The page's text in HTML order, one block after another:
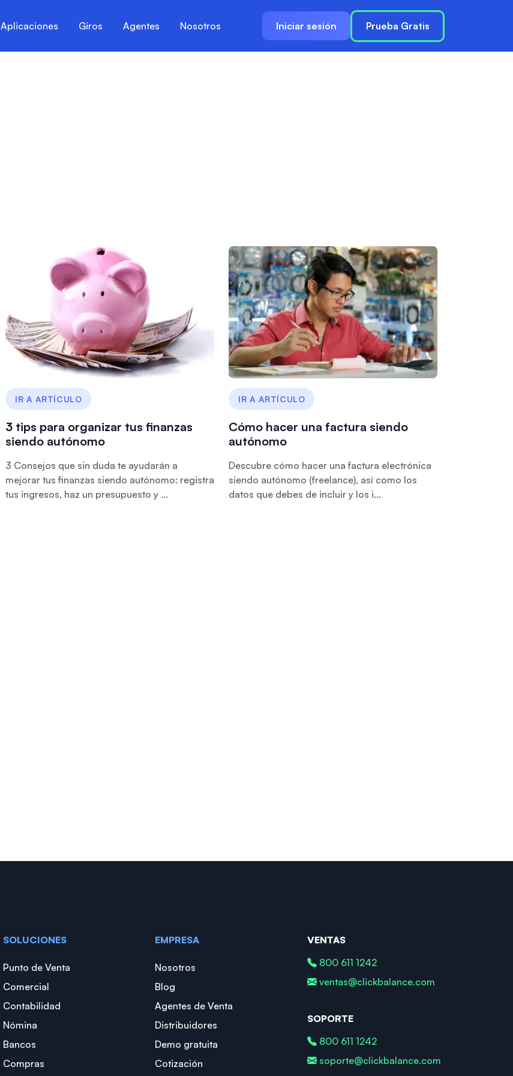
Aplicaciones Giros Agentes Nosotros Iniciar sesión Prueba Gratis
IR A ARTÍCULO
3 tips para organizar tus finanzas
siendo autónomo
3 Consejos que sin duda te ayudarán a
mejorar tus finanzas siendo autónomo: registra
tus ingresos, haz un presupuesto y ...
IR A ARTÍCULO
Cómo hacer una factura siendo
autónomo
Descubre cómo hacer una factura electrónica
siendo autónomo (freelance), así como los
datos que debes de incluir y los i...
SOLUCIONES
Punto de Venta
Comercial
Contabilidad
Nómina
Bancos
Compras
EMPRESA
Nosotros
Blog
Agentes de Venta
Distribuidores
Demo gratuita
Cotización
VENTAS
800 611 1242
ventas@clickbalance.com
SOPORTE
800 611 1242
soporte@clickbalance.com